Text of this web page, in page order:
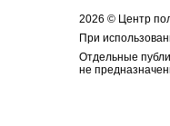
2026 © Центр
При
Отдельные
не